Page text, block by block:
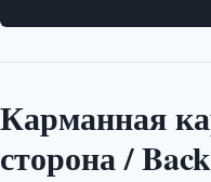
Карманная
сторона /